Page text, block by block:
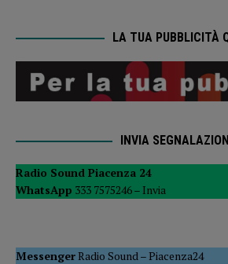
LA TUA PUBBLICITÀ
INVIA
Radio Sound Piacenza 24
WhatsApp 333 7575246 – Invia
MessengerRadio Sound –Piacenza24